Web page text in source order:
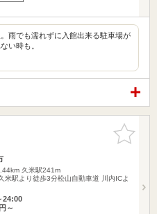
雨でも濡れずに入館出来る駐車場が
い時も。
お気に入
りに追加
久米駅241m
米駅より徒歩3分松山自動車道 川内ICよ
24:00
～